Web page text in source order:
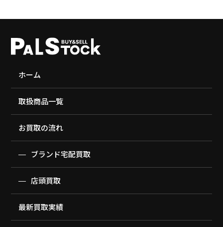
ホーム
取扱商品一覧
お買取の流れ
ブランド宅配買取
店頭買取
最新買取実績